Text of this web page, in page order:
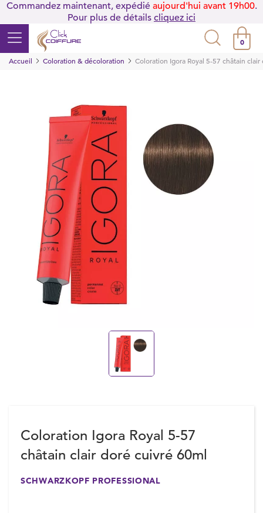
Commandez maintenant, expédié aujourd'hui avant 19h00.
Pour plus de détails cliquez ici
0
Accueil
Coloration & décoloration Coloration Igora Royal 5-57 châtain
Coloration Igora Royal 5-57
châtain clair doré cuivré 60ml
SCHWARZKOPF PROFESSIONAL